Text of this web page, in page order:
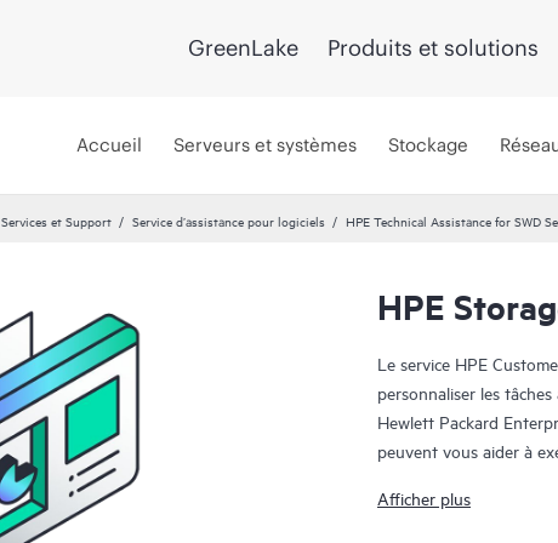
GreenLake Produits et solutions
Accueil Serveurs et systèmes Stockage
Services et Support Service d’assistance pour logiciels HPE Technical Assistance for SWD
HPE
Le service HPE
personnaliser les
Hewlett Packard
peuvent vous aider à
Afficher plus